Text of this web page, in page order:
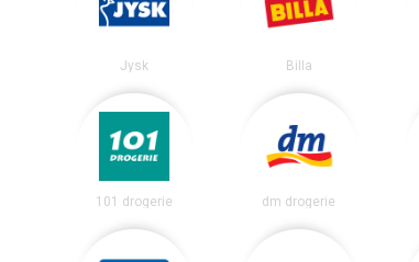
Jysk Billa
101 drogerie dm drogerie